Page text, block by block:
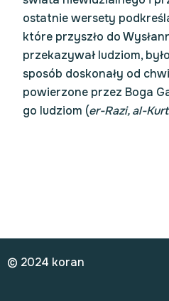
ostatnie wersety
które przyszło do
przekazywał ludziom,
sposób doskonały od
powierzone przez Boga
go ludziom (er-Razi, al-
© 2024 koran